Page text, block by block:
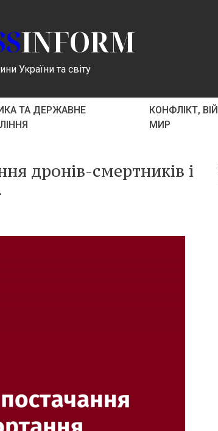
INFORM
України та світу
ТА ДЕРЖАВНЕ
КОНФЛІКТ,
МИР
дронів-смертників і